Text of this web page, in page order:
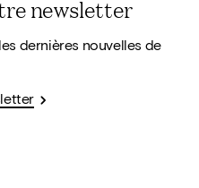
newsletter
dernières nouvelles de